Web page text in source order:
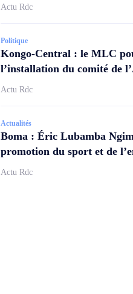
Actu Rdc
Politique
Kongo-Central : le MLC
l’installation du comité de
Actu Rdc
Actualités
Boma : Éric Lubamba
promotion du sport et de
Actu Rdc